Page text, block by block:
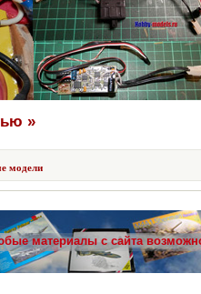
»
модели
материалы с сайта